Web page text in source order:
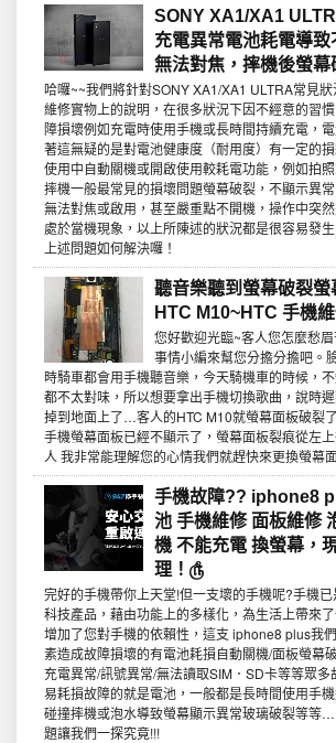
SONY XA1/XA1
充電異常電池耗電導
無法對焦，摔機後螢幕
哈囉~~我們將針對SONY XA1/XA1 ULTRA常見
維修實物上的說明，在很多狀況下因不經意的習
障損壞例如充電時使用手機或長時間持續充電，
著這無疑的是對電池健康度（耐用度）有一定的
使用中自動關機或開啟使用較耗電功能，例如拍
摔機一般最常見的損壞問題螢幕破裂，不顯示異
無法對焦或啟用，甚至嚴重點不開機，操作中突
處於當機現象，以上所陳述的狀況都是很容易發
上述問題如何解決囉！
聽音樂聽到螢幕破裂
HTC M10~HTC 手機
您好歡迎光臨~客人您怎麼愁
事情小編來幫您分擔分擔吧。
時騎車都會用手機聽音樂，今天騎機車的時候，
都不太對味，所以想要拿出手機切換歌曲，說時
掉到地面上了…客人的HTC M10就螢幕面板破裂
手機螢幕面板已經不顯示了，螢幕面板裂痕從左
人 我非常能理解您的心情我們就趕快來更換螢幕
手機故障?? iphone8
池 手機維修 面板維修
機 不能充電 換螢幕，
理！௹
完好的手機帶你上天堂!但一支壞的手機呢?手機
科技產品，藉由功能上的多樣化，為生活上帶來
增加了您對手機的依賴性，這支 iphone8 plus我
素造成故障損壞的有電池耗損自動關機/面板螢幕
充電異常/訊號異常/無法讀取SIM．SD卡等等眾
易耗損故障的就是電池，一般都是長時間使用手
碰撞摔機或泡水導致螢幕顯示異常玻璃破裂等等
題讓我們一探究竟!!!